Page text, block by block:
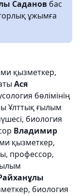
Саданов бас
ұжымға
қызметкер,
Ася
бөлімінің
Ұлттық ғылым
биология
Владимир
қызметкер,
профессор,
биология